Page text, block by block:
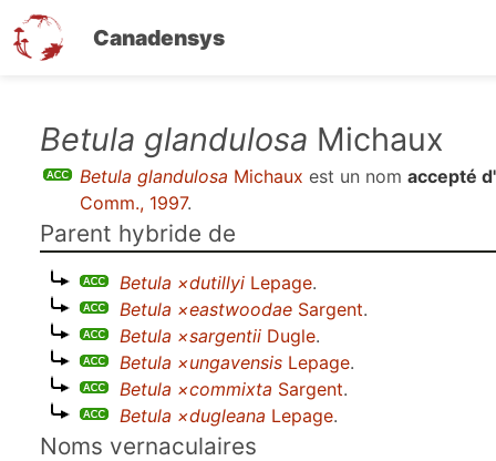
Canadensys
contenu
Betula glandulosa Michaux
Betula glandulosa Michaux est un nom accepté
Comm., 1997.
Parent hybride de
Betula ×dutillyi Lepage.
Betula ×eastwoodae Sargent.
Betula ×sargentii Dugle.
Betula ×ungavensis Lepage.
Betula ×commixta Sargent.
Betula ×dugleana Lepage.
Noms vernaculaires